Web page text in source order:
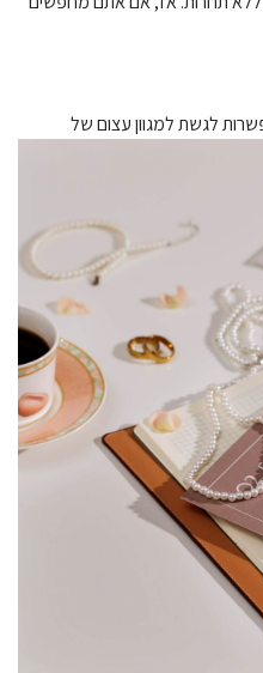
לגשת למגוון עצום של